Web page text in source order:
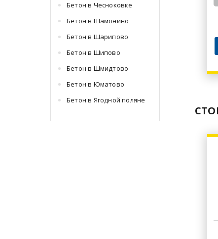
Бетон в Чесноковке
Бетон в Шамонино
Бетон в Шарипово
Бетон в Шипово
Бетон в Шмидтово
Бетон в Юматово
Бетон в Ягодной поляне